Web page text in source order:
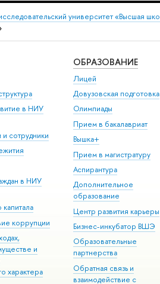
университет «Высшая
в НИУ
сотрудники
в НИУ
коррупции
и
характера
ОБРАЗОВАНИЕ
Лицей
Довузовская подготовка
Олимпиады
Прием в бакалавриат
Вышка+
Прием в магистратуру
Аспирантура
Дополнительное
образование
Центр развития карьеры
Бизнес-инкубатор ВШЭ
Образовательные
партнерства
Обратная связь и
взаимодействие с